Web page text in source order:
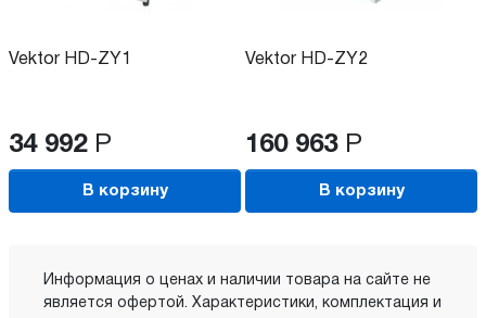
Vektor HD-ZY1
34 992 Р
В корзину
Vektor HD-ZY2
160 963 Р
В корзину
Информация о ценах и наличии товара на сайте не
является офертой. Характеристики, комплектация и